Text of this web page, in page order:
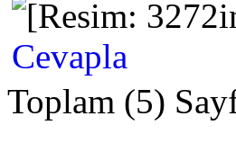
Cevapla
Toplam (5)